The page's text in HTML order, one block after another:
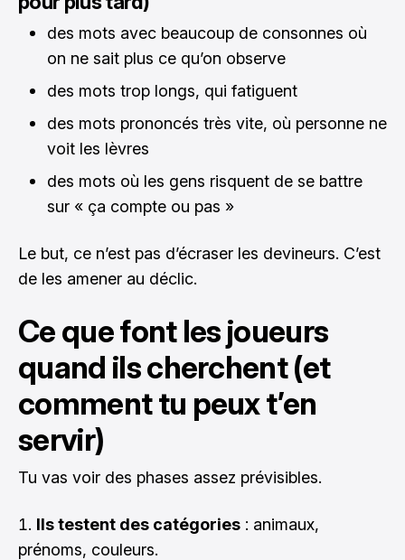
des mots avec beaucoup de consonnes où
on ne sait plus ce qu’on observe
des mots trop longs, qui fatiguent
des mots prononcés très vite, où personne ne
voit les lèvres
des mots où les gens risquent de se battre
sur « ça compte ou pas »
Le but, ce n’est pas d’écraser les devineurs. C’est
de les amener au déclic.
Ce que font les joueurs
quand ils cherchent (et
comment tu peux t’en
servir)
Tu vas voir des phases assez prévisibles.
Ils testent des catégories : animaux,
prénoms, couleurs.